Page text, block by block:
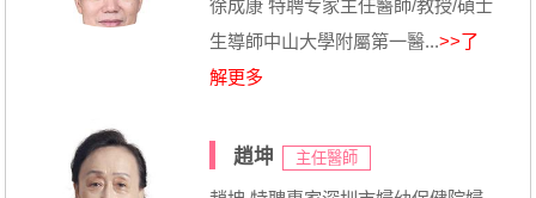
徐成康 特聘专家主任醫師/教授/碩士
生導師中山大學附屬第一醫...>>了
解更多
趙坤 主任醫師